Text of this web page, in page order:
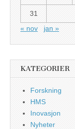
31
« nov
jan »
KATEGORIER
Forskning
HMS
Inovasjon
Nyheter